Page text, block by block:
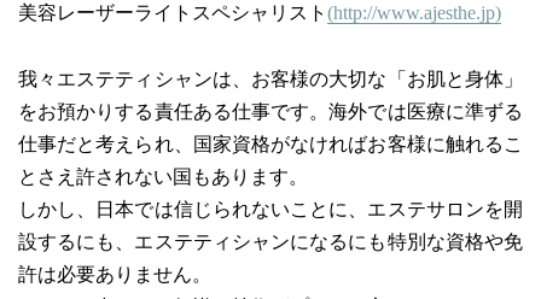
美容レーザーライトスペシャリスト (http://www.ajesthe.jp)
我々エステティシャンは、お客様の大切な「お肌と身体」
をお預かりする責任ある仕事です。海外では医療に準ずる
仕事だと考えられ、国家資格がなければお客様に触れるこ
とさえ許されない国もあります。
しかし、日本では信じられないことに、エステサロンを開
設するにも、エステティシャンになるにも特別な資格や免
許は必要ありません。